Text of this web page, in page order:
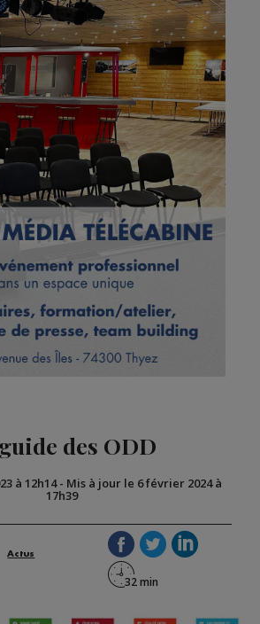
des ODD
à 12h14- Mis à jour le 6 février 2024 à
17h39
Actus